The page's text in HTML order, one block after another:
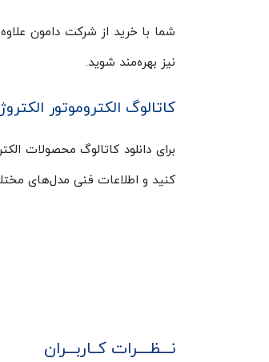
نیز بهره‌مند شوید.
کاتالوگ الکتروموتور الکتروژن ۱٫۱ کیلووات
برای دانلود کاتالوگ محصولات
کنید و اطلاعات فنی مدل‌های
نـــظــــرات کــاربـــران